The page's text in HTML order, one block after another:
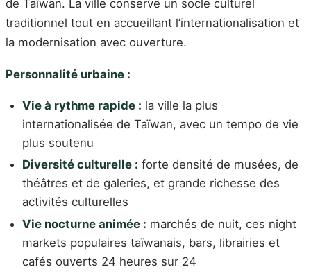
de Taïwan. La ville conserve un socle culturel
traditionnel tout en accueillant l’internationalisation et
la modernisation avec ouverture.
Personnalité urbaine :
Vie à rythme rapide : la ville la plus
internationalisée de Taïwan, avec un tempo de vie
plus soutenu
Diversité culturelle : forte densité de musées, de
théâtres et de galeries, et grande richesse des
activités culturelles
Vie nocturne animée : marchés de nuit, ces night
markets populaires taïwanais, bars, librairies et
cafés ouverts 24 heures sur 24